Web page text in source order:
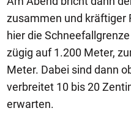
zusammen und kräftiger
hier die
zügig auf 1.200 Meter,
Meter. Dabei sind dann
verbreitet 10 bis 20
erwarten.